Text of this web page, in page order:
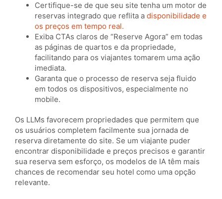
Certifique-se de que seu site tenha um motor de
reservas integrado que reflita a disponibilidade e
os preços em tempo real.
Exiba CTAs claros de “Reserve Agora” em todas
as páginas de quartos e da propriedade,
facilitando para os viajantes tomarem uma ação
imediata.
Garanta que o processo de reserva seja fluido
em todos os dispositivos, especialmente no
mobile.
Os LLMs favorecem propriedades que permitem que
os usuários completem facilmente sua jornada de
reserva diretamente do site. Se um viajante puder
encontrar disponibilidade e preços precisos e garantir
sua reserva sem esforço, os modelos de IA têm mais
chances de recomendar seu hotel como uma opção
relevante.